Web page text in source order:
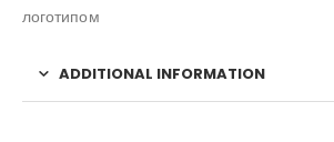
логотипом
ADDITIONAL INFORMATION